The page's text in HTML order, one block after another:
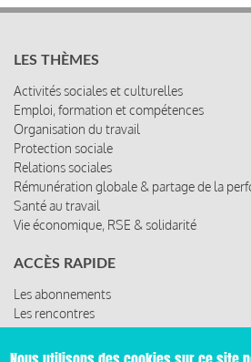
LES THÈMES
Activités sociales et culturelles
Emploi, formation et compétences
Organisation du travail
Protection sociale
Relations sociales
Rémunération globale & partage de la
Santé au travail
Vie économique, RSE & solidarité
ACCÈS RAPIDE
Les abonnements
Les rencontres
Les ressources